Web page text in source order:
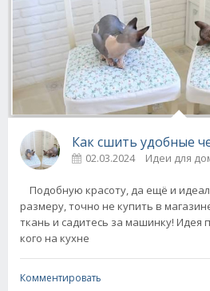
Как сшить удобные
02.03.2024 Идеи для
Подобную красоту, да ещё и
размеру, точно не купить в
ткань и садитесь за машинку! Идея
кого на кухне
Комментировать